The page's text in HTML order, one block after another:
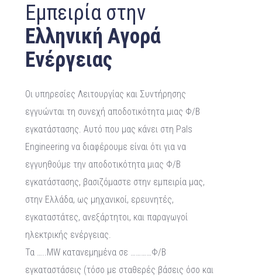
Εμπειρία στην
Ελληνική Αγορά
Ενέργειας
Οι υπηρεσίες Λειτουργίας και Συντήρησης
εγγυώνται τη συνεχή αποδοτικότητα μιας Φ/Β
εγκατάστασης. Αυτό που μας κάνει στη Pals
Engineering να διαφέρουμε είναι ότι για να
εγγυηθούμε την αποδοτικότητα μιας Φ/Β
εγκατάστασης, βασιζόμαστε στην εμπειρία μας,
στην Ελλάδα, ως μηχανικοί, ερευνητές,
εγκαταστάτες, ανεξάρτητοι, και παραγωγοί
ηλεκτρικής ενέργειας.
Τα …..ΜW κατανεμημένα σε …………Φ/Β
εγκαταστάσεις (τόσο με σταθερές βάσεις όσο και